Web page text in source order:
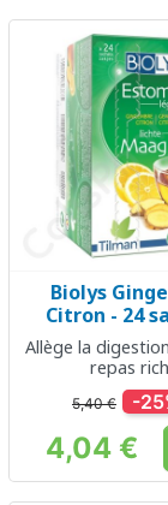
Biolys
Citron - 24
Allège la
repas
5,40 € -
Prix
4,04 €